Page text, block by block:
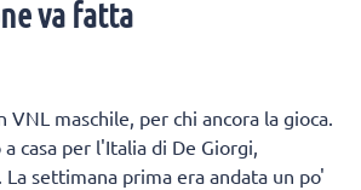
va fatta
VNL maschile, per chi ancora la gioca.
casa per l'Italia di De Giorgi,
settimana prima era andata un po'